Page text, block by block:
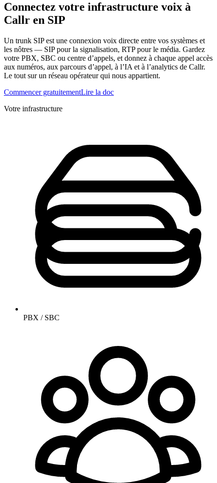
Connectez votre infrastructure voix à
Callr en SIP
Un trunk SIP est une connexion voix directe entre vos systèmes et
les nôtres — SIP pour la signalisation, RTP pour le média. Gardez
votre PBX, SBC ou centre d’appels, et donnez à chaque appel accès
aux numéros, aux parcours d’appel, à l’IA et à l’analytics de Callr.
Le tout sur un réseau opérateur qui nous appartient.
Commencer gratuitementLire la doc
Votre infrastructure
PBX / SBC